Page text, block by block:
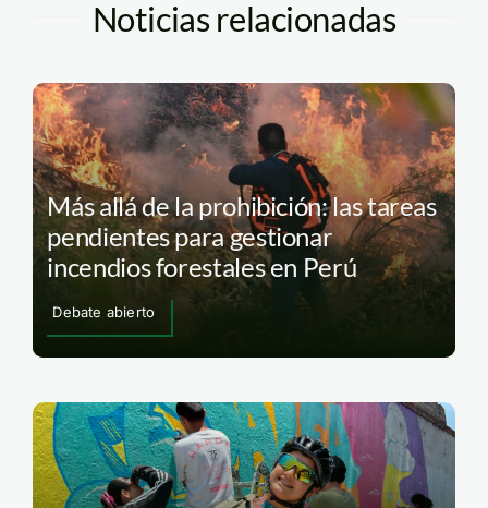
Noticias relacionadas
Más allá de la prohibición: las tareas
pendientes para gestionar
incendios forestales en Perú
Debate abierto